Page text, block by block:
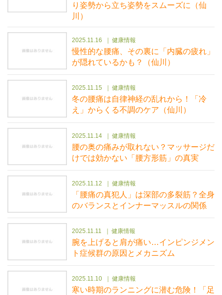
り姿勢から立ち姿勢をスムーズに（仙
川）
2025.11.16 健康情報
慢性的な腰痛、その裏に「内臓の疲れ」
が隠れているかも？（仙川）
2025.11.15 健康情報
冬の腰痛は自律神経の乱れから！「冷
え」からくる不調のケア（仙川）
2025.11.14 健康情報
腰の奥の痛みが取れない？マッサージだ
けでは効かない「腰方形筋」の真実
2025.11.12 健康情報
「腰痛の真犯人」は深部の多裂筋？全身
のバランスとインナーマッスルの関係
2025.11.11 健康情報
腕を上げると肩が痛い…インピンジメン
ト症候群の原因とメカニズム
2025.11.10 健康情報
寒い時期のランニングに潜む危険！「足